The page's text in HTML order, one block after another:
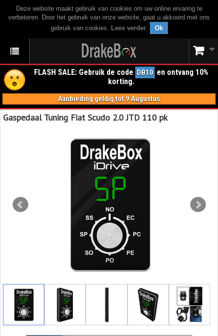
Deze website maakt gebruik van cookies om uw online ervaring te
verbeteren. Door het gebruik van onze website, gaat u akkoord met ons
gebruik van cookies. Lees verder. Ok
FLASH SALE: Gebruik de code DB10 en ontvang 10%
korting.
Aanbieding geldig tot 9 Augustus
Gaspedaal Tuning Fiat Scudo 2.0 JTD 110 pk